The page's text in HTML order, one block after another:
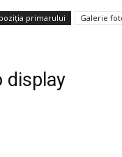
primarului Galerie
display